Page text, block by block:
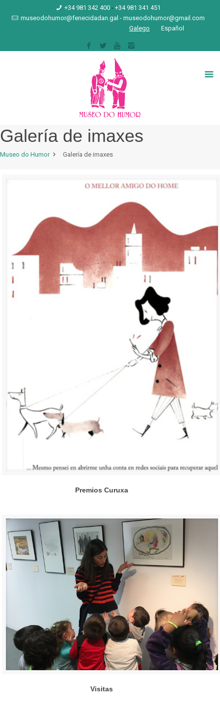
+34 981 342 400 -+34 981 341 451
museodohumor@fenecidadan.gal - museodohumor@gmail.com
Galego
Español
Galería de imaxes
Museo do Humor Galería de imaxes
Premios Curuxa
Visitas